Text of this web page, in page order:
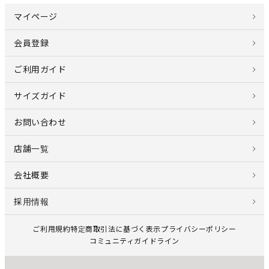
マイページ
会員登録
ご利用ガイド
サイズガイド
お問い合わせ
店舗一覧
会社概要
採用情報
ご利用規約特定商取引法に基づく表示プライバシーポリシー
コミュニティガイドライン